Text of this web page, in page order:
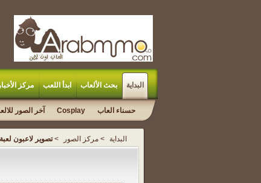
البداية بحث الألعاب ابدأ اللعب مركز
حسناء العاب Cosplay آخر الصور
البداية > مركز الصور >تصوير لاعبون